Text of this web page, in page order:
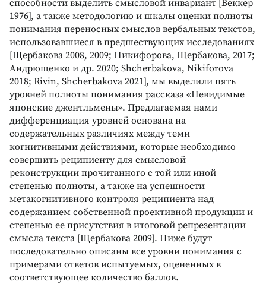
способности выделить смысловой инвариант [Веккер
1976], а также методологию и шкалы оценки полноты
понимания переносных смыслов вербальных текстов,
использовавшиеся в предшествующих исследованиях
[Щербакова 2008, 2009; Никифорова, Щербакова, 2017;
Андрющенко и др. 2020; Shcherbakova, Nikiforova
2018; Rivin, Shcherbakova 2021], мы выделили пять
уровней полноты понимания рассказа «Невидимые
японские джентльмены». Предлагаемая нами
дифференциация уровней основана на
содержательных различиях между теми
когнитивными действиями, которые необходимо
совершить реципиенту для смысловой
реконструкции прочитанного с той или иной
степенью полноты, а также на успешности
метакогнитивного контроля реципиента над
содержанием собственной проективной продукции и
степенью ее присутствия в итоговой репрезентации
смысла текста [Щербакова 2009]. Ниже будут
последовательно описаны все уровни понимания с
примерами ответов испытуемых, оцененных в
соответствующее количество баллов.